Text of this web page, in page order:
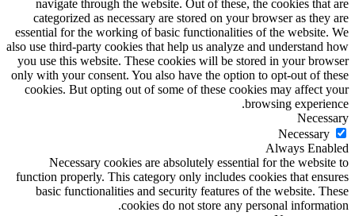
navigate through the website. Out of these, the cookies that are
categorized as necessary are stored on your browser as they are
essential for the working of basic functionalities of the website. We
also use third-party cookies that help us analyze and understand how
you use this website. These cookies will be stored in your browser
only with your consent. You also have the option to opt-out of these
cookies. But opting out of some of these cookies may affect your
browsing experience.
Necessary
Necessary
Always Enabled
Necessary cookies are absolutely essential for the website to
function properly. This category only includes cookies that ensures
basic functionalities and security features of the website. These
cookies do not store any personal information.